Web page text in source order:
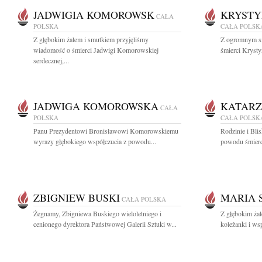
JADWIGIA KOMOROWSK CAŁA
POLSKA
Z głębokim żalem i smutkiem przyjęliśmy
wiadomość o śmierci Jadwigi Komorowskiej
serdecznej,...
CAŁA
Z ogromnym
śmierci
JADWIGA KOMOROWSKA CAŁA
POLSKA
Panu Prezydentowi Bronisławowi Komorowskiemu
wyrazy głębokiego współczucia z powodu...
CAŁA
Rodzinie i
powodu
ZBIGNIEW BUSKI CAŁA POLSKA
Żegnamy, Zbigniewa Buskiego wieloletniego i
cenionego dyrektora Państwowej Galerii Sztuki w...
MARIA
Z głębokim
koleżanki i